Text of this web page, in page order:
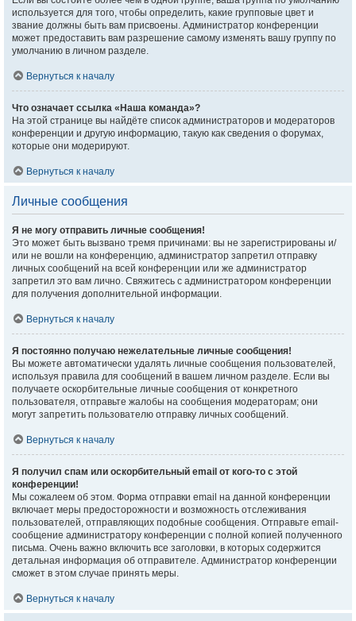
используется для того, чтобы определить, какие групповые цвет и
звание должны быть вам присвоены. Администратор конференции
может предоставить вам разрешение самому изменять вашу группу по
умолчанию в личном разделе.
Вернуться к началу
Что означает ссылка «Наша команда»?
На этой странице вы найдёте список администраторов и модераторов
конференции и другую информацию, такую как сведения о форумах,
которые они модерируют.
Вернуться к началу
Личные сообщения
Я не могу отправить личные сообщения!
Это может быть вызвано тремя причинами: вы не зарегистрированы и/
или не вошли на конференцию, администратор запретил отправку
личных сообщений на всей конференции или же администратор
запретил это вам лично. Свяжитесь с администратором конференции
для получения дополнительной информации.
Вернуться к началу
Я постоянно получаю нежелательные личные сообщения!
Вы можете автоматически удалять личные сообщения пользователей,
используя правила для сообщений в вашем личном разделе. Если вы
получаете оскорбительные личные сообщения от конкретного
пользователя, отправьте жалобы на сообщения модераторам; они
могут запретить пользователю отправку личных сообщений.
Вернуться к началу
Я получил спам или оскорбительный email от кого-то с этой
конференции!
Мы сожалеем об этом. Форма отправки email на данной конференции
включает меры предосторожности и возможность отслеживания
пользователей, отправляющих подобные сообщения. Отправьте email-
сообщение администратору конференции с полной копией полученного
письма. Очень важно включить все заголовки, в которых содержится
детальная информация об отправителе. Администратор конференции
сможет в этом случае принять меры.
Вернуться к началу